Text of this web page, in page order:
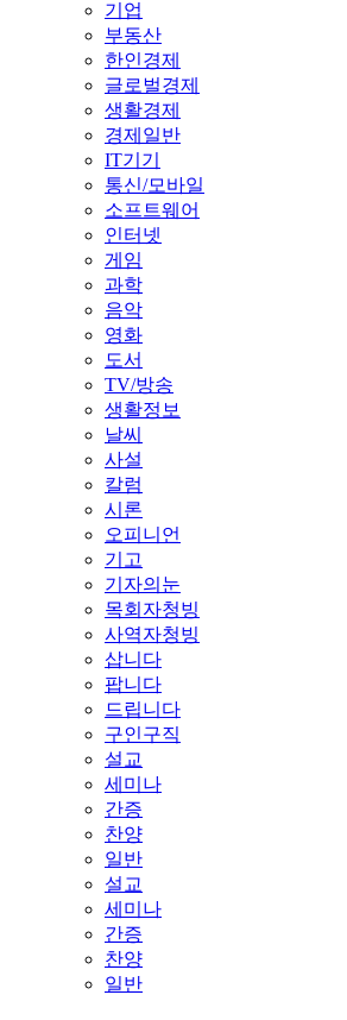
기업
부동산
한인경제
글로벌경제
생활경제
경제일반
IT기기
통신/모바일
소프트웨어
인터넷
게임
과학
음악
영화
도서
TV/방송
생활정보
날씨
사설
칼럼
시론
오피니언
기고
기자의눈
목회자청빙
사역자청빙
삽니다
팝니다
드립니다
구인구직
설교
세미나
간증
찬양
일반
설교
세미나
간증
찬양
일반